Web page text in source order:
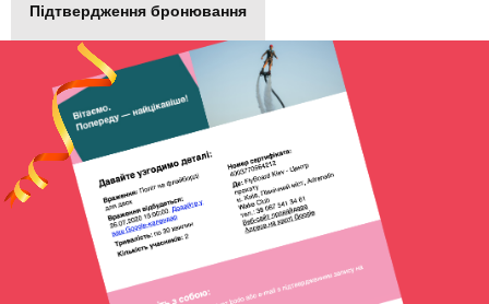
Підтвердження бронювання